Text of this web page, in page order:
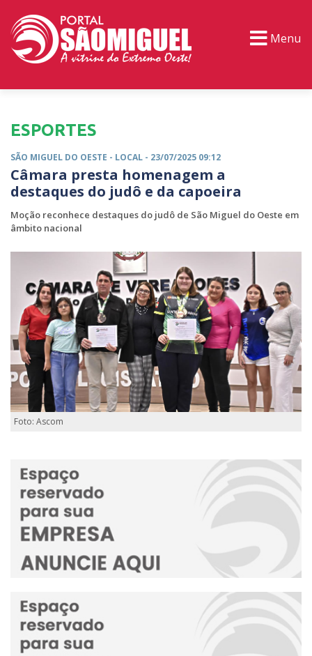
Menu
ESPORTES
SÃO MIGUEL DO OESTE - LOCAL - 23/07/2025 09:12
Câmara presta homenagem a
destaques do judô e da capoeira
Moção reconhece destaques do judô de São Miguel do Oeste em
âmbito nacional
Foto: Ascom